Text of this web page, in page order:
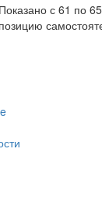
Показано с 61 по